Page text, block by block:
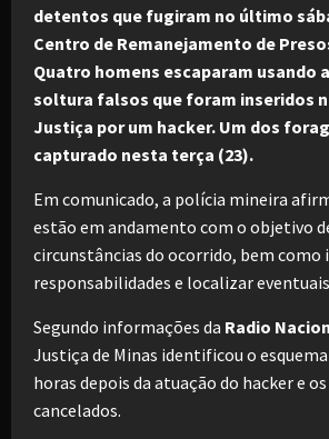
detentos que fugiram no último
Centro de Remanejamento de
Quatro homens escaparam usando
soltura falsos que foram inseridos
Justiça por um hacker. Um dos
capturado nesta terça (23).
Em comunicado, a polícia mineira
estão em andamento com o objetivo
circunstâncias do ocorrido, bem
responsabilidades e localizar
Segundo informações da Radio
Justiça de Minas identificou o
horas depois da atuação do hacker e
cancelados.